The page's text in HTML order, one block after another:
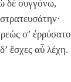
δὲ συγγόνω,
σ’ ἐρρύσατο
ἔσχες αὖ λέχη.